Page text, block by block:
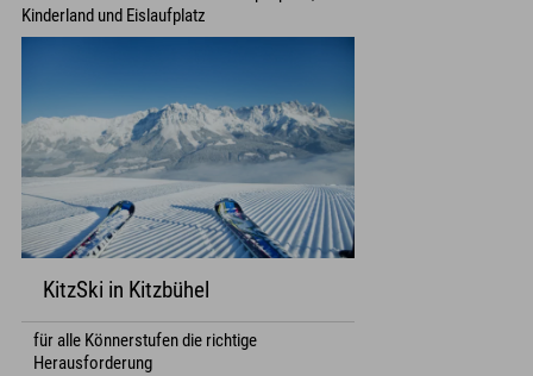
Kinderland und Eislaufplatz
KitzSki in Kitzbühel
für alle Könnerstufen die richtige
Herausforderung